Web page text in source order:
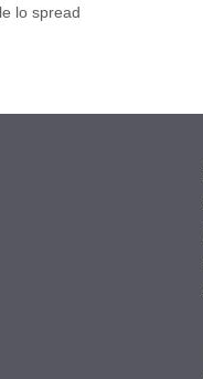
lo spread